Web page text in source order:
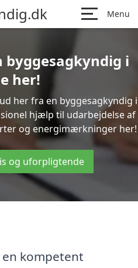
Menu
byggesagkyndig i
her!
her fra en byggesagkyndig i
hjælp til udarbejdelse af
og energimærkninger her!
og uforpligtende
kompetent